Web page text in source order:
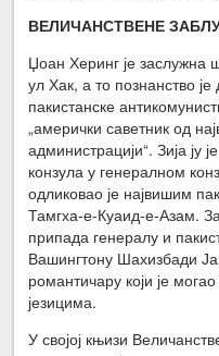
ВЕЛИЧАНСТВЕНЕ
Џоан Херинг је заслужна
ул Хак, а то познанство
пакистанске
„амерички саветник од
администрацији“. Зија ју
конзула у генералном
одликовао је највишим
Тамгха-е-Куаид-е-Азам.
припада генералу и
Вашингтону Шахизбади
романтичару који је
језицима.
У својој књизи